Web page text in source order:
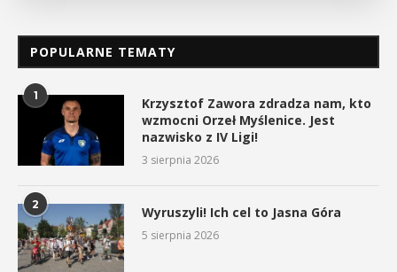
POPULARNE TEMATY
1
Krzysztof Zawora zdradza nam, kto
wzmocni Orzeł Myślenice. Jest
nazwisko z IV Ligi!
3 sierpnia 2026
2 Wyruszyli! Ich cel to Jasna Góra
5 sierpnia 2026